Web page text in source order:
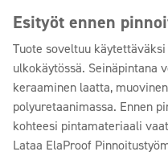
Esityöt ennen
Tuote soveltuu
ulkokäytössä. Seinäpintana
keraaminen laatta,
polyuretaanimassa. Ennen
kohteesi pintamateriaali
Lataa ElaProof